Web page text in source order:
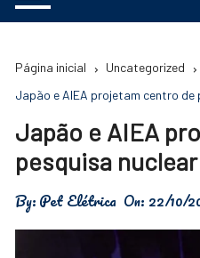
Página inicial
Uncategorized
Japão e AIEA projetam centro de
Japão e AIEA
pesquisa
By:Pet Elétrica On: 22/10/